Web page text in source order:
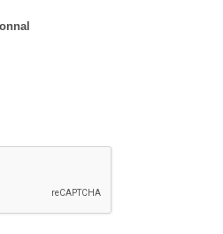
Charly Blais
2026 | Lorde
Osheaga Wired to